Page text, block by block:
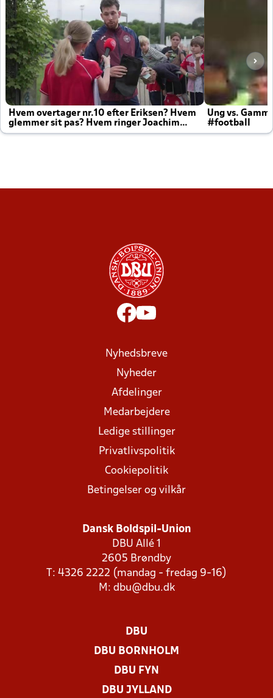
Hvem overtager nr.10 efter Eriksen? Hvem
glemmer sit pas? Hvem ringer Joachim
altid til efter kampe?
Ung vs.
#football
Nyhedsbreve
Nyheder
Afdelinger
Medarbejdere
Ledige stillinger
Privatlivspolitik
Cookiepolitik
Betingelser og vilkår
Dansk Boldspil-Union
DBU Allé 1
2605 Brøndby
T: 4326 2222 (mandag - fredag 9-16)
M: dbu@dbu.dk
DBU
DBU BORNHOLM
DBU FYN
DBU JYLLAND